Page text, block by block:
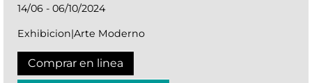
14/06 - 06/10/2024
Exhibicion|Arte Moderno
Comprar en linea